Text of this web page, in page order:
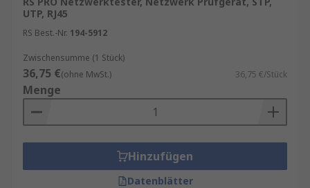
werden vermieden und die
Netzwerkleistung wird langfristig
Bessere Benutzererfahrung
zuverlässiges Netzwerk sorgt für weniger
Unterbrechungen und steigert die
Produktivität sowie die Zufriedenheit von
UTP, RJ45
RS Best.-Nr. 194-5912
Zwischensumme (1 Stück)
36,75 €(ohne MwSt.) 36,75 €/Stück
Menge
Hinzufügen
Datenblätter